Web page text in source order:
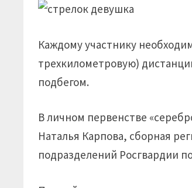
Каждому участнику
трехкилометровую)
подбегом.
В личном первенстве
Наталья Карпова, сборная
подразделений Росгвардии